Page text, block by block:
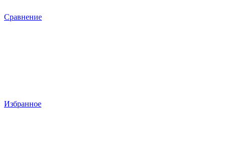
Сравнение
Избранное